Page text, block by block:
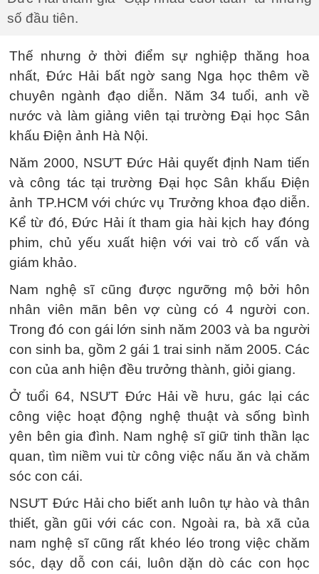
số đầu tiên.
Thế nhưng ở thời điểm sự nghiệp thăng hoa
nhất, Đức Hải bất ngờ sang Nga học thêm về
chuyên ngành đạo diễn. Năm 34 tuổi, anh về
nước và làm giảng viên tại trường Đại học Sân
khấu Điện ảnh Hà Nội.
Năm 2000, NSƯT Đức Hải quyết định Nam tiến
và công tác tại trường Đại học Sân khấu Điện
ảnh TP.HCM với chức vụ Trưởng khoa đạo diễn.
Kể từ đó, Đức Hải ít tham gia hài kịch hay đóng
phim, chủ yếu xuất hiện với vai trò cố vấn và
giám khảo.
Nam nghệ sĩ cũng được ngưỡng mộ bởi hôn
nhân viên mãn bên vợ cùng có 4 người con.
Trong đó con gái lớn sinh năm 2003 và ba người
con sinh ba, gồm 2 gái 1 trai sinh năm 2005. Các
con của anh hiện đều trưởng thành, giỏi giang.
Ở tuổi 64, NSƯT Đức Hải về hưu, gác lại các
công việc hoạt động nghệ thuật và sống bình
yên bên gia đình. Nam nghệ sĩ giữ tinh thần lạc
quan, tìm niềm vui từ công việc nấu ăn và chăm
sóc con cái.
NSƯT Đức Hải cho biết anh luôn tự hào và thân
thiết, gần gũi với các con. Ngoài ra, bà xã của
nam nghệ sĩ cũng rất khéo léo trong việc chăm
sóc, dạy dỗ con cái, luôn dặn dò các con học